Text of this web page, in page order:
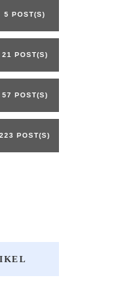
5 POST(S)
21 POST(S)
57 POST(S)
223 POST(S)